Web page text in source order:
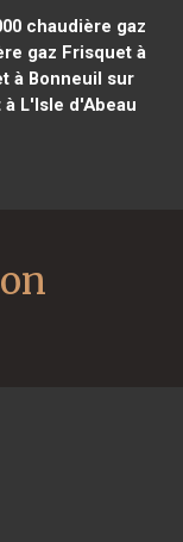
chaudière gaz
gaz Frisquet à
à Bonneuil sur
L'Isle d'Abeau